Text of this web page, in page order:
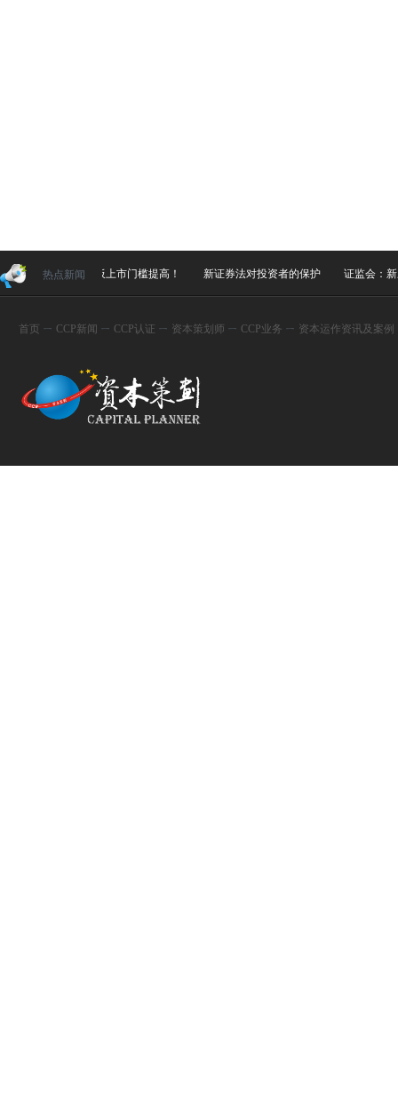
首页 ㄧ CCP新闻 ㄧ CCP认证 ㄧ 资本策划师 ㄧ CCP业务 ㄧ 资本运作资讯及案例
重磅！科创板上市门槛提高！ 新证券法对投资者的保护 证监会：新
热点新闻